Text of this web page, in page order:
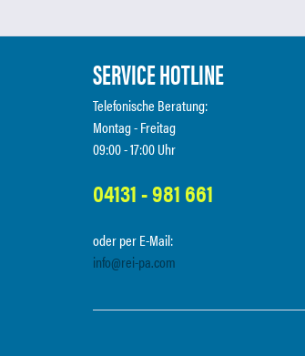
SERVICE HOTLINE
Telefonische Beratung:
Montag - Freitag
09:00 - 17:00 Uhr
04131 - 981 661
oder per E-Mail:
info@rei-pa.com